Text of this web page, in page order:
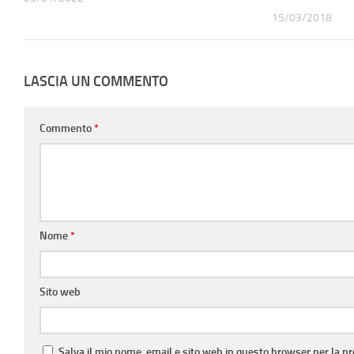
15/03/2018
LASCIA UN COMMENTO
Commento*
Nome*
Sito web